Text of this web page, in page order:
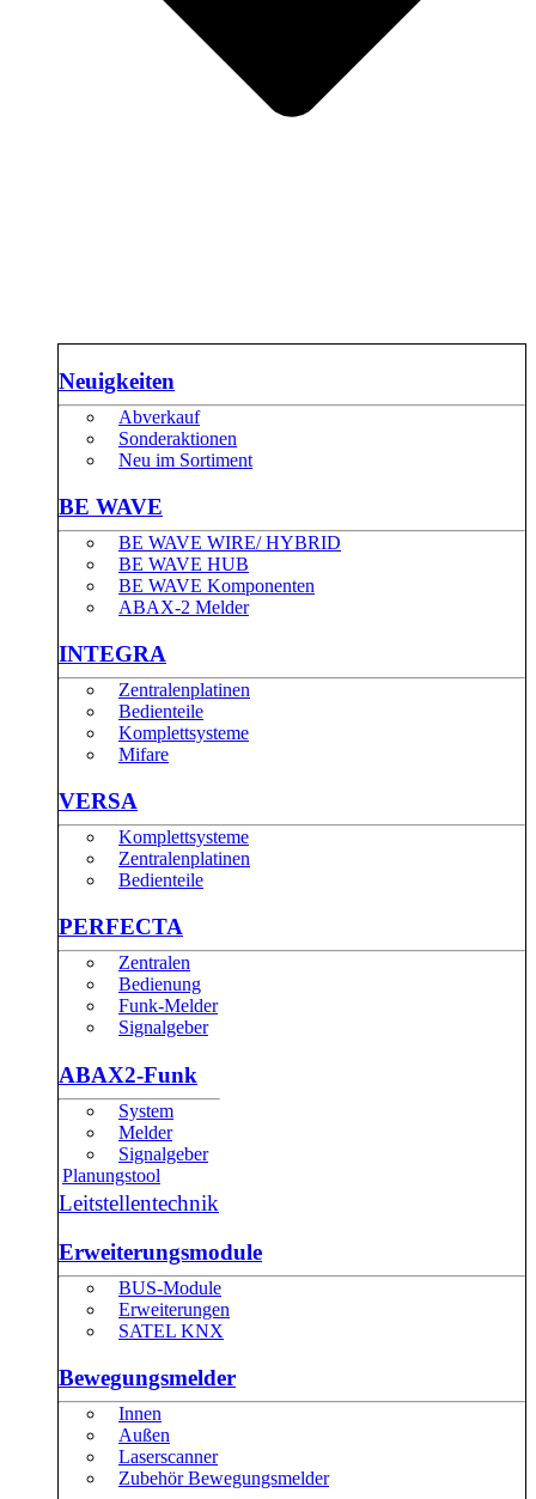
Neuigkeiten
Abverkauf
Sonderaktionen
Neu im Sortiment
BE WAVE
BE WAVE WIRE/ HYBRID
BE WAVE HUB
BE WAVE Komponenten
ABAX-2 Melder
INTEGRA
Zentralenplatinen
Bedienteile
Komplettsysteme
Mifare
VERSA
Komplettsysteme
Zentralenplatinen
Bedienteile
PERFECTA
Zentralen
Bedienung
Funk-Melder
Signalgeber
ABAX2-Funk
System
Melder
Signalgeber
Planungstool
Leitstellentechnik
Erweiterungsmodule
BUS-Module
Erweiterungen
SATEL KNX
Bewegungsmelder
Innen
Außen
Laserscanner
Zubehör Bewegungsmelder